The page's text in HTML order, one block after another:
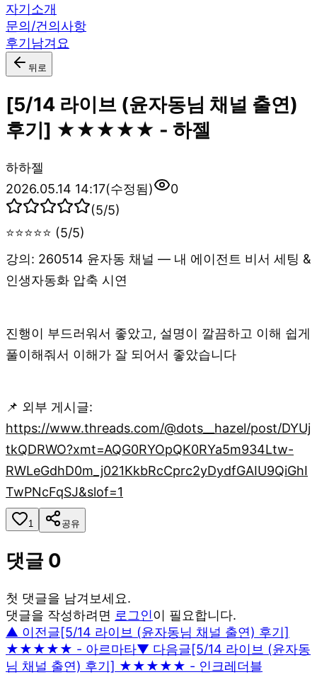
자기소개
문의/건의사항
후기남겨요
뒤로
[5/14 라이브 (윤자동님 채널 출연)
후기] ★★★★★ - 하젤
하하젤
2026.05.14 14:17(수정됨)
0
(5/5)
⭐⭐⭐⭐⭐ (5/5)
강의: 260514 윤자동 채널 — 내 에이전트 비서 세팅 &
인생자동화 압축 시연
진행이 부드러워서 좋았고, 설명이 깔끔하고 이해 쉽게
풀이해줘서 이해가 잘 되어서 좋았습니다
📌 외부 게시글:
https://www.threads.com/@dots__hazel/post/DYUj
tkQDRWO?xmt=AQG0RYOpQK0RYa5m934Ltw-
RWLeGdhD0m_j021KkbRcCprc2yDydfGAIU9QiGhI
TwPNcFqSJ&slof=1
1 공유
댓글 0
첫 댓글을 남겨보세요.
댓글을 작성하려면 로그인이 필요합니다.
▲ 이전글[5/14 라이브 (윤자동님 채널 출연) 후기]
★★★★★ - 아르마타▼ 다음글[5/14 라이브 (윤자동
님 채널 출연) 후기] ★★★★★ - 인크레더블